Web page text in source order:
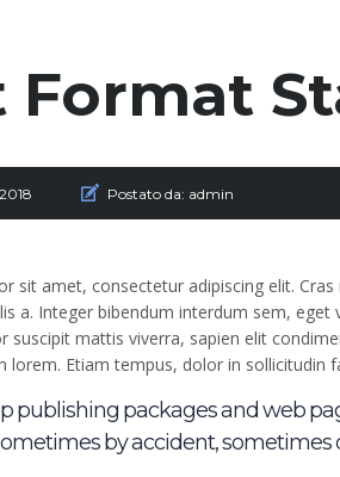
Format
Postato da: admin
sit amet, consectetur adipiscing elit.
a. Integer bibendum interdum sem,
suscipit mattis viverra, sapien elit
lorem. Etiam tempus, dolor in sollicitudin
publishing packages and web
by accident, sometimes